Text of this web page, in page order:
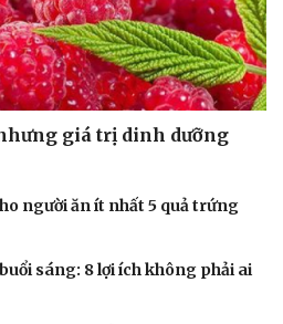
giá trị dinh dưỡng
người ăn ít nhất 5 quả trứng
sáng: 8 lợi ích không phải ai